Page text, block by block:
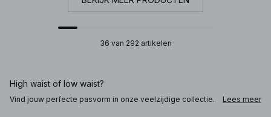
36 van 292 artikelen
High waist of low waist?
Vind jouw perfecte pasvorm in onze veelzijdige collectie.
Lees meer